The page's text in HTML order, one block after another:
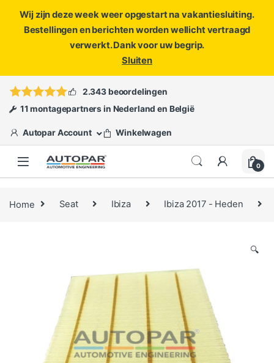
Wij zijn deze week weer opgestart na vakantiesluiting.
Bestellingen en berichten worden wellicht vertraagd
verwerkt. Dank voor uw begrip.
Sluiten
ofopen een ticket
2.343 beoordelingen
11 montagepartners in Nederland en België
Autopar Account Winkelwagen
0
Home Seat Ibiza Ibiza 2017 - Heden
🔍